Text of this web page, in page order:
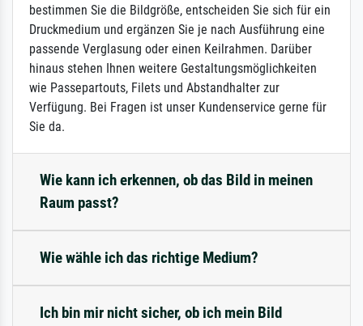
bestimmen Sie die Bildgröße, entscheiden Sie sich für ein
Druckmedium und ergänzen Sie je nach Ausführung eine
passende Verglasung oder einen Keilrahmen. Darüber
hinaus stehen Ihnen weitere Gestaltungsmöglichkeiten
wie Passepartouts, Filets und Abstandhalter zur
Verfügung. Bei Fragen ist unser Kundenservice gerne für
Sie da.
Wie kann ich erkennen, ob das Bild in meinen
Raum passt?
Wie wähle ich das richtige Medium?
Ich bin mir nicht sicher, ob ich mein Bild